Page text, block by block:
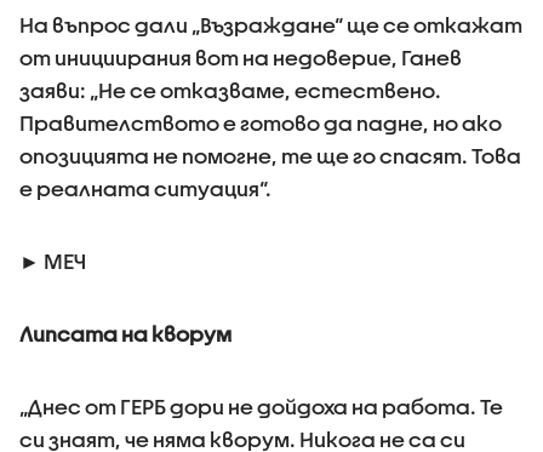
На въпрос дали „Възраждане“ ще се откажат
от инициирания вот на недоверие, Ганев
заяви: „Не се отказваме, естествено.
Правителството е готово да падне, но ако
опозицията не помогне, те ще го спасят. Това
е реалната ситуация“.
► МЕЧ
Липсата на кворум
„Днес от ГЕРБ дори не дойдоха на работа. Те
си знаят, че няма кворум. Никога не са си